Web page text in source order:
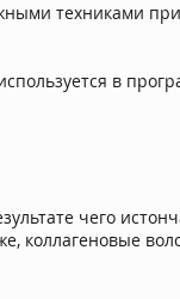
техниками
в
чего
коллагеновые